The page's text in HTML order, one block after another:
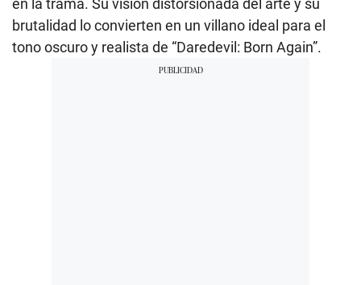
en la trama. Su visión distorsionada del arte y su
brutalidad lo convierten en un villano ideal para el
tono oscuro y realista de “Daredevil: Born Again”.